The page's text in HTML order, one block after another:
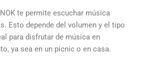
te permite escuchar música
Esto depende del volumen y el tipo
para disfrutar de música en
ya sea en un picnic o en casa.